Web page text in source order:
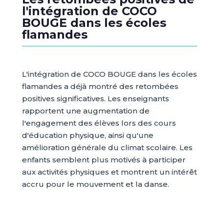
l'intégration de COCO
BOUGE dans les écoles
flamandes
L'intégration de COCO BOUGE dans les écoles
flamandes a déjà montré des retombées
positives significatives. Les enseignants
rapportent une augmentation de
l'engagement des élèves lors des cours
d'éducation physique, ainsi qu'une
amélioration générale du climat scolaire. Les
enfants semblent plus motivés à participer
aux activités physiques et montrent un intérêt
accru pour le mouvement et la danse.